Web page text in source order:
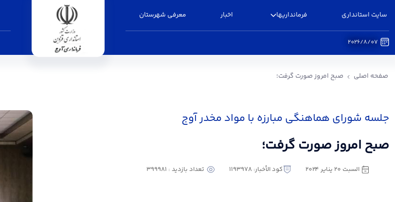
سایت استانداری فرمانداریها اخبار معرفی شهرستان
2026/8/07
صفحه اصلی صبح امروز صورت گرفت؛
جلسه شورای هماهنگی مبارزه با مواد مخدر آوج
صبح امروز صورت گرفت؛
السبت ٢٠ يناير ٢٠٢٤ كود الأخبار: 1193978 تعداد بازدید : 399981